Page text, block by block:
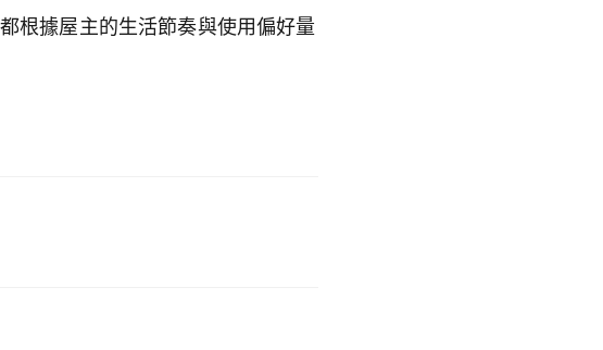
根據屋主的生活節奏與使用偏好量